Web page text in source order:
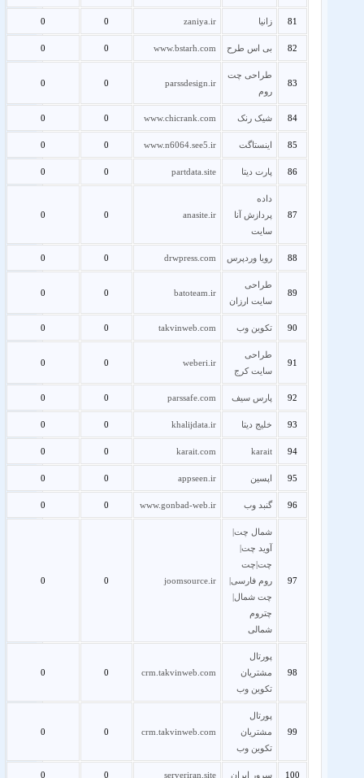
81 زانیا zaniya.ir
0
0
82 بی اس طرح www.bstarh.com
0
0
83
طراحی چت
روم
parssdesign.ir
0
0
84 شیک رنک www.chicrank.com
0
0
85 اینستاگت www.n6064.see5.ir
0
0
86 پارت دیتا partdata.site
0
0
87
داده
پردازش آنا
سایت
anasite.ir
0
0
88 رویا وردپرس drwpress.com
0
0
89
طراحی
سایت ارزان
batoteam.ir
0
0
90 تکوین وب takvinweb.com
0
0
91
طراحی
سایت کرج
weberi.ir
0
0
92 پارس سیف parssafe.com
0
0
93 خلیج دیتا khalijdata.ir
0
0
94
karait
karait.com
0
0
95 اپسین appseen.ir
0
0
96 گنبد وب www.gonbad-web.ir
0
0
97
شمال چت|
آوید چت|
چت|چت
روم فارسی|
چت شمال|
چتروم
شمالی
joomsource.ir
0
0
98
پورتال
مشتریان
تکوین وب
crm.takvinweb.com
0
0
99
پورتال
مشتریان
تکوین وب
crm.takvinweb.com
0
0
100 سرور ایران serveriran.site
0
0